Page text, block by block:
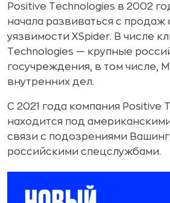
Positive Technologies в 2002
начала развиваться с продаж
уязвимости XSpider. В числе
Technologies — крупные
госучреждения, в том числе,
внутренних дел.
С 2021 года компания Positive
находится под
связи с подозрениями
российскими спецслужбами.